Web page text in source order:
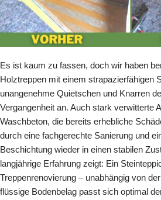
Es ist kaum zu fassen, doch wir haben
Holztreppen mit einem strapazierfähigen
unangenehme Quietschen und Knarren
Vergangenheit an. Auch stark verwitterte
Waschbeton, die bereits erhebliche
durch eine fachgerechte Sanierung und
Beschichtung wieder in einen stabilen
langjährige Erfahrung zeigt: Ein
Treppenrenovierung – unabhängig von
flüssige Bodenbelag passt sich optimal